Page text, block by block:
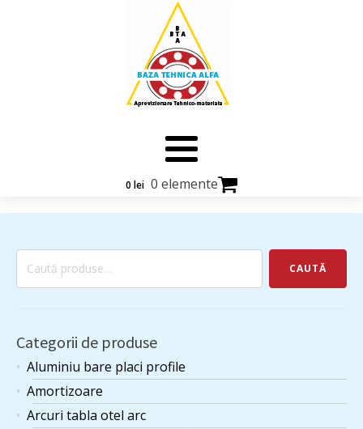
0 lei 0 elemente
Caută
CAUTĂ
Categorii de produse
Aluminiu bare placi profile
Amortizoare
Arcuri tabla otel arc